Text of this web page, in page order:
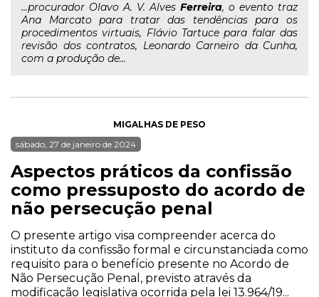
...procurador Olavo A. V. Alves Ferreira, o evento traz
Ana Marcato para tratar das tendências para os
procedimentos virtuais, Flávio Tartuce para falar das
revisão dos contratos, Leonardo Carneiro da Cunha,
com a produção de...
MIGALHAS DE PESO
sábado, 27 de janeiro de 2024
Aspectos práticos da confissão
como pressuposto do acordo de
não persecução penal
O presente artigo visa compreender acerca do
instituto da confissão formal e circunstanciada como
requisito para o benefício presente no Acordo de
Não Persecução Penal, previsto através da
modificação legislativa ocorrida pela lei 13.964/19...